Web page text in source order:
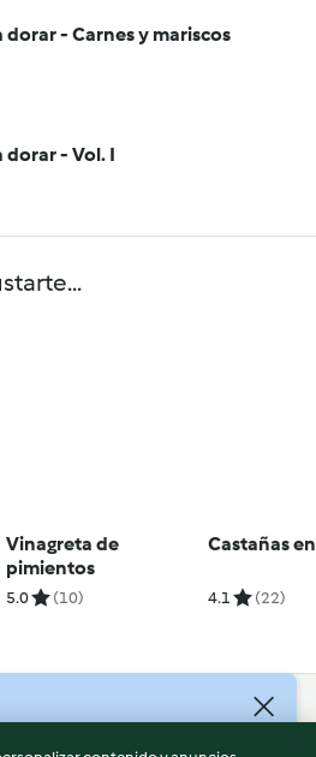
dorar - Carnes y mariscos
dorar - Vol. I
Vinagreta de
pimientos
5.0 (10)
Castañas
4.1 (22)